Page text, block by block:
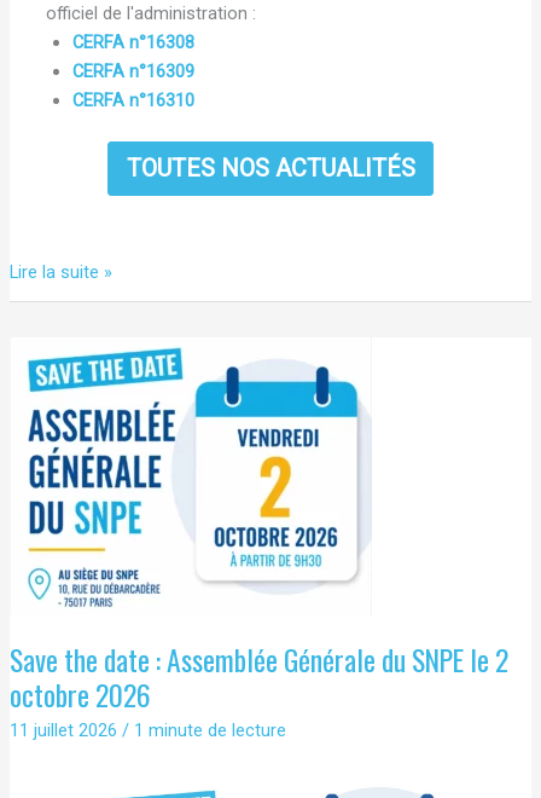
officiel de l'administration :
CERFA n°16308
CERFA n°16309
CERFA n°16310
TOUTES NOS ACTUALITÉS
Nouveaux
formulaires
pour
les
publicités,
préenseignes
enseignes
qu’il
retenir
Lire la suite »
Save the date : Assemblée Générale du SNPE le 2
octobre 2026
11 juillet 2026 / 1 minute de lecture